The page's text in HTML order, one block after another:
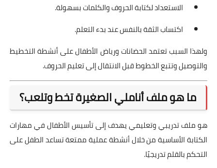
الاستعداد لكتابة الحروف والكلمات بسهولة.
اكتساب الثقة بالنفس عند بدء التعلم.
ولهذا السبب تعتمد الحضانات ورياض الأطفال على أنشطة التخطيط
والتوصيل وتتبع الخطوط قبل الانتقال إلى تعليم الحروف.
ما هو ملف أناملي الصغيرة تخط وتلعب؟
هو ملف تدريبي وتعليمي يهدف إلى تأسيس الأطفال في مهارات
الكتابة الأساسية من خلال أنشطة عملية ممتعة تساعد الطفل على
التحكم بالقلم تدريجيًا.